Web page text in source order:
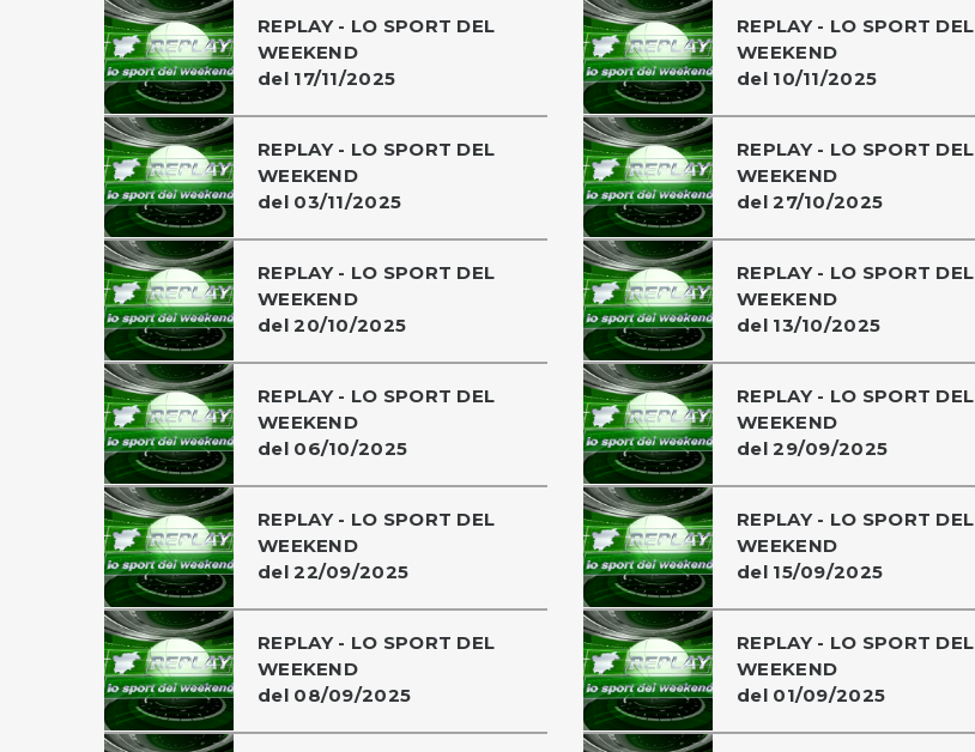
REPLAY - LO SPORT DEL
WEEKEND
del 17/11/2025
REPLAY - LO SPORT DEL
WEEKEND
del 10/11/2025
REPLAY - LO SPORT DEL
WEEKEND
del 03/11/2025
REPLAY - LO SPORT DEL
WEEKEND
del 27/10/2025
REPLAY - LO SPORT DEL
WEEKEND
del 20/10/2025
REPLAY - LO SPORT DEL
WEEKEND
del 13/10/2025
REPLAY - LO SPORT DEL
WEEKEND
del 06/10/2025
REPLAY - LO SPORT DEL
WEEKEND
del 29/09/2025
REPLAY - LO SPORT DEL
WEEKEND
del 22/09/2025
REPLAY - LO SPORT DEL
WEEKEND
del 15/09/2025
REPLAY - LO SPORT DEL
WEEKEND
del 08/09/2025
REPLAY - LO SPORT DEL
WEEKEND
del 01/09/2025